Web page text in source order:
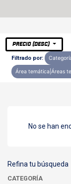
PRECIO (DESC)
Filtrado por:
Área temática|Áreas
No se han
Refina tu búsqueda
CATEGORÍA